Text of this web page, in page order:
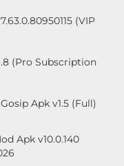
(VIP
(Pro Subscription
Apk v1.5 (Full)
Apk v10.0.140